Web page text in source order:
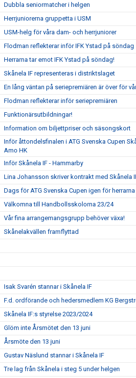
Dubbla seniormatcher i helgen
Herrjuniorerna gruppetta i USM
USM-helg för våra dam- och herrjuniorer
Flodman reflekterar inför IFK Ystad på söndag
Herrarna tar emot IFK Ystad på söndag!
Skånela IF representeras i distriktslaget
En lång väntan på seriepremiären är över för
Flodman reflekterar inför seriepremiären
Funktionärsutbildningar!
Information om biljettpriser och säsongskort
Inför åttondelsfinalen i ATG Svenska Cupen
Amo HK
Inför Skånela IF - Hammarby
Lina Johansson skriver kontrakt med Skånela
Dags för ATG Svenska Cupen igen för herrarna
Välkomna till Handbollsskolorna 23/24
Vår fina arrangemangsgrupp behöver växa!
Skånelakvällen framflyttad
Isak Svarén stannar i Skånela IF
F.d. ordförande och hedersmedlem KG
Skånela IF:s styrelse 2023/2024
Glöm inte Årsmötet den 13 juni
Årsmöte den 13 juni
Gustav Näslund stannar i Skånela IF
Tre lag från Skånela i steg 5 under helgen